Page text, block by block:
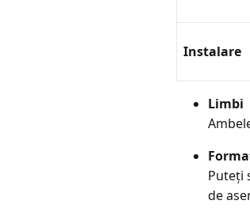
Instalare
Limbi
Puteți
de